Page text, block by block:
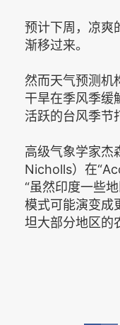
预计下周，凉爽
渐移过来。
然而天气预测机
干旱在季风季缓
活跃的台风季节
高级气象学家杰
Nicholls）在
“虽然印度一些
模式可能演变成
坦大部分地区的